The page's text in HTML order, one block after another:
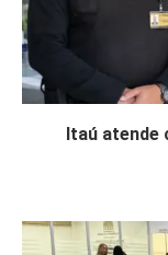
Itaú atende